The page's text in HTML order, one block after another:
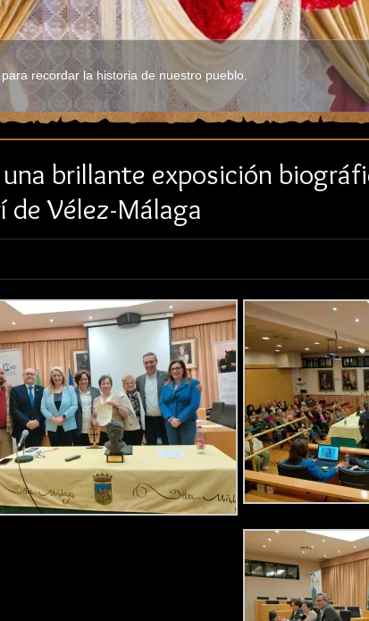
recordar la historia de nuestro pueblo.
brillante exposición
Vélez-Málaga